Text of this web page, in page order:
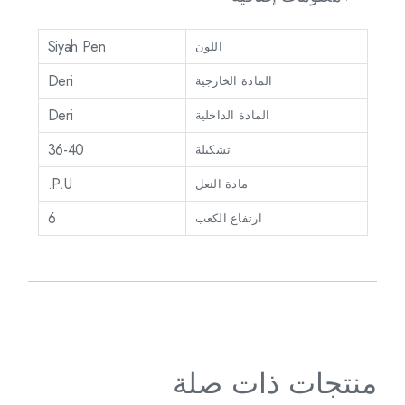
اللون Siyah Pen
المادة الخارجية Deri
المادة الداخلية Deri
تشكيلة 36-40
مادة النعل P.U.
ارتفاع الكعب 6
منتجات ذات صلة